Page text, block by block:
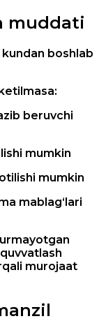
muddati
boshlab
beruvchi
mumkin
mumkin
mablag‘lari
murojaat